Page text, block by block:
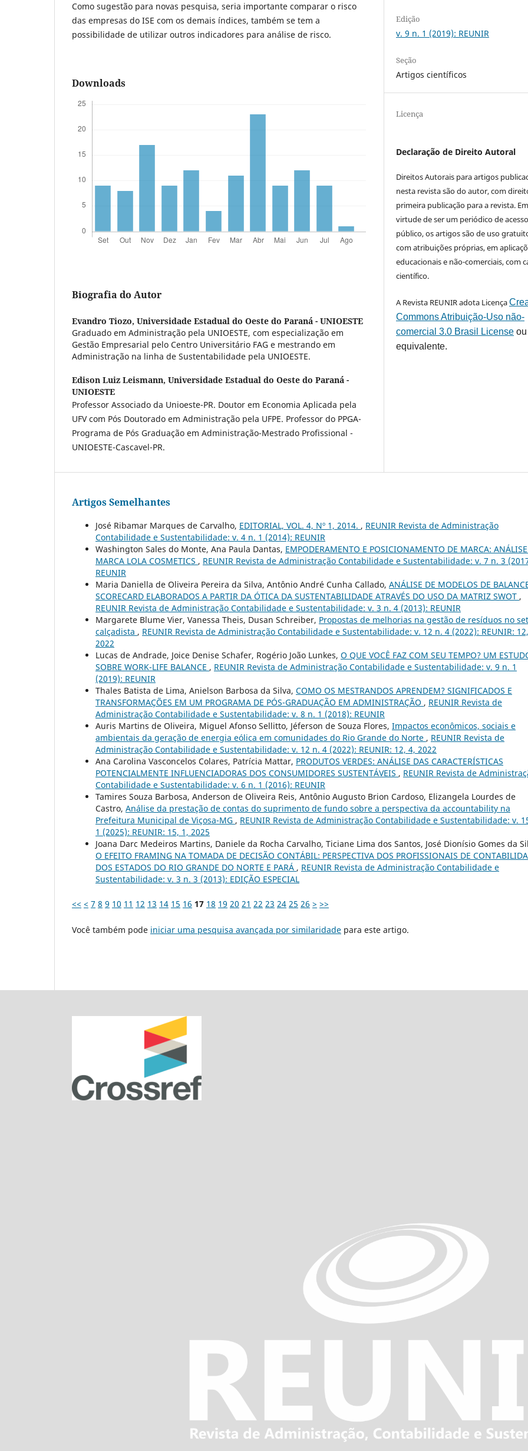
Como sugestão para novas pesquisa, seria importante comparar o risco
das empresas do ISE com os demais índices, também se tem a
possibilidade de utilizar outros indicadores para análise de risco.
Downloads
Biografia do Autor
Evandro Tiozo, Universidade Estadual do Oeste do Paraná - UNIOESTE
Graduado em Administração pela UNIOESTE, com especialização em
Gestão Empresarial pelo Centro Universitário FAG e mestrando em
Administração na linha de Sustentabilidade pela UNIOESTE.
Edison Luiz Leismann, Universidade Estadual do Oeste do Paraná -
UNIOESTE
Professor Associado da Unioeste-PR. Doutor em Economia Aplicada pela
UFV com Pós Doutorado em Administração pela UFPE. Professor do PPGA-
Programa de Pós Graduação em Administração-Mestrado Profissional -
UNIOESTE-Cascavel-PR.
Edição
v. 9 n. 1 (2019): REUNIR
Seção
Artigos científicos
Licença
Declaração de Direito Autoral
Direitos Autorais para artigos
nesta revista são do autor, com
primeira publicação para a revista. Em
virtude de ser um periódico de acesso
público, os artigos são de uso
com atribuições próprias, em
educacionais e não-comerciais, com
científico.
A Revista REUNIR adota Licença
Commons Atribuição-Uso não-
comercial 3.0 Brasil License
equivalente.
Artigos Semelhantes
José Ribamar Marques de Carvalho, EDITORIAL, VOL. 4, Nº 1, 2014. , REUNIR Revista de Administração
Contabilidade e Sustentabilidade: v. 4 n. 1 (2014): REUNIR
Washington Sales do Monte, Ana Paula Dantas, EMPODERAMENTO E POSICIONAMENTO DE MARCA:
MARCA LOLA COSMETICS , REUNIR Revista de Administração Contabilidade e Sustentabilidade: v. 7 n. 3
REUNIR
Maria Daniella de Oliveira Pereira da Silva, Antônio André Cunha Callado, ANÁLISE DE MODELOS DE
SCORECARD ELABORADOS A PARTIR DA ÓTICA DA SUSTENTABILIDADE ATRAVÉS DO USO DA MATRIZ SWOT ,
REUNIR Revista de Administração Contabilidade e Sustentabilidade: v. 3 n. 4 (2013): REUNIR
Margarete Blume Vier, Vanessa Theis, Dusan Schreiber, Propostas de melhorias na gestão de resíduos no
calçadista , REUNIR Revista de Administração Contabilidade e Sustentabilidade: v. 12 n. 4 (2022): REUNIR:
2022
Lucas de Andrade, Joice Denise Schafer, Rogério João Lunkes, O QUE VOCÊ FAZ COM SEU TEMPO? UM
SOBRE WORK-LIFE BALANCE , REUNIR Revista de Administração Contabilidade e Sustentabilidade: v. 9 n. 1
(2019): REUNIR
Thales Batista de Lima, Anielson Barbosa da Silva, COMO OS MESTRANDOS APRENDEM? SIGNIFICADOS E
TRANSFORMAÇÕES EM UM PROGRAMA DE PÓS-GRADUAÇÃO EM ADMINISTRAÇÃO , REUNIR Revista de
Administração Contabilidade e Sustentabilidade: v. 8 n. 1 (2018): REUNIR
Auris Martins de Oliveira, Miguel Afonso Sellitto, Jéferson de Souza Flores, Impactos econômicos, sociais e
ambientais da geração de energia eólica em comunidades do Rio Grande do Norte , REUNIR Revista de
Administração Contabilidade e Sustentabilidade: v. 12 n. 4 (2022): REUNIR: 12, 4, 2022
Ana Carolina Vasconcelos Colares, Patrícia Mattar, PRODUTOS VERDES: ANÁLISE DAS CARACTERÍSTICAS
POTENCIALMENTE INFLUENCIADORAS DOS CONSUMIDORES SUSTENTÁVEIS , REUNIR Revista de
Contabilidade e Sustentabilidade: v. 6 n. 1 (2016): REUNIR
Tamires Souza Barbosa, Anderson de Oliveira Reis, Antônio Augusto Brion Cardoso, Elizangela Lourdes de
Castro, Análise da prestação de contas do suprimento de fundo sobre a perspectiva da accountability na
Prefeitura Municipal de Viçosa-MG , REUNIR Revista de Administração Contabilidade e Sustentabilidade: v.
1 (2025): REUNIR: 15, 1, 2025
Joana Darc Medeiros Martins, Daniele da Rocha Carvalho, Ticiane Lima dos Santos, José Dionísio Gomes da
O EFEITO FRAMING NA TOMADA DE DECISÃO CONTÁBIL: PERSPECTIVA DOS PROFISSIONAIS DE
DOS ESTADOS DO RIO GRANDE DO NORTE E PARÁ , REUNIR Revista de Administração Contabilidade e
Sustentabilidade: v. 3 n. 3 (2013): EDIÇÃO ESPECIAL
<< < 7 8 9 10 11 12 13 14 15 16 17 18 19 20 21 22 23 24 25 26 > >>
Você também pode iniciar uma pesquisa avançada por similaridade para este artigo.